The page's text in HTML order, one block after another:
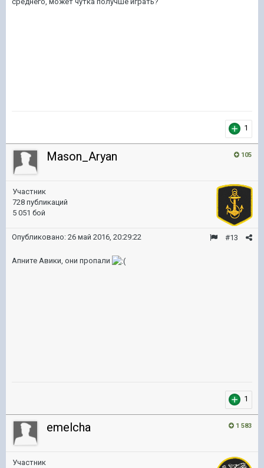
1
105
Mason_Aryan
Участник
728 публикаций
5 051 бой
#13
Опубликовано: 26 май 2016, 20:29:22
Апните Авики, они пропали
1
1 583
emelcha
Участник